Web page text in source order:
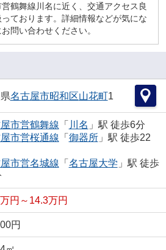
鶴舞線川名に近く、交通アクセス良
ております。詳細情報などが気にな
問い合わせください。
名古屋市昭和区山花町1
市営鶴舞線 「 川名 」駅 徒歩6分
市営桜通線 「 御器所」駅 徒歩22
市営名城線 「 名古屋大学 」駅 徒歩
円～14.3万円
円